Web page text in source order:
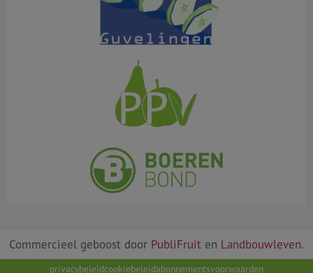
Commercieel geboost door PubliFruit en Landbouwleven.
privacybeleidcookiebeleidabonnementsvoorwaarden